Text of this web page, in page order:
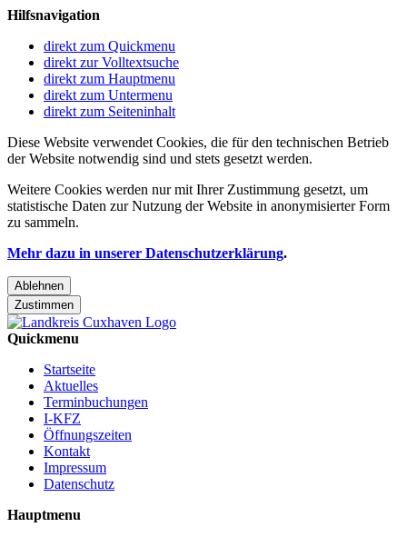
Hilfsnavigation
direkt zum Quickmenu
direkt zur Volltextsuche
direkt zum Hauptmenu
direkt zum Untermenu
direkt zum Seiteninhalt
Diese Website verwendet Cookies, die für den technischen Betrieb
der Website notwendig sind und stets gesetzt werden.
Weitere Cookies werden nur mit Ihrer Zustimmung gesetzt, um
statistische Daten zur Nutzung der Website in anonymisierter Form
zu sammeln.
Mehr dazu in unserer Datenschutzerklärung.
Ablehnen
Zustimmen
Quickmenu
Startseite
Aktuelles
Terminbuchungen
I-KFZ
Öffnungszeiten
Kontakt
Impressum
Datenschutz
Hauptmenu